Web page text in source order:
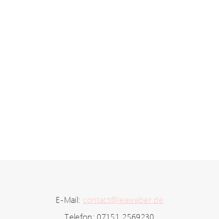
E-Mail: contact@leaweber.de
Telefon: 07151 2569230